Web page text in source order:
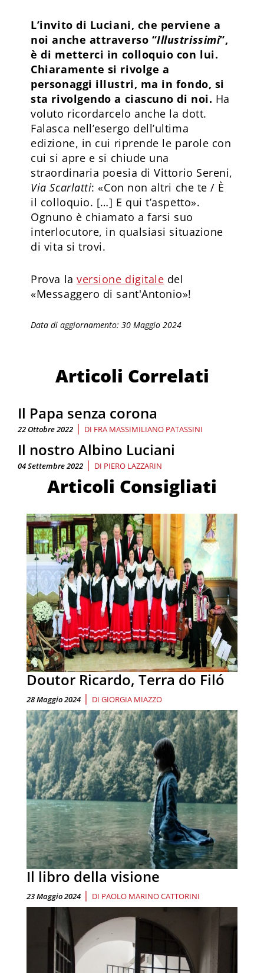
L’invito di Luciani, che perviene a
noi anche attraverso “Illustrissimi”,
è di metterci in colloquio con lui.
Chiaramente si rivolge a
personaggi illustri, ma in fondo, si
sta rivolgendo a ciascuno di noi. Ha
voluto ricordarcelo anche la dott.
Falasca nell’esergo dell’ultima
edizione, in cui riprende le parole con
cui si apre e si chiude una
straordinaria poesia di Vittorio Sereni,
Via Scarlatti: «Con non altri che te / È
il colloquio. […] E qui t’aspetto».
Ognuno è chiamato a farsi suo
interlocutore, in qualsiasi situazione
di vita si trovi.
Prova laversione digitale del
«Messaggero di sant'Antonio»!
Data di aggiornamento: 30 Maggio 2024
Articoli Correlati
Il Papa senza corona
22 Ottobre 2022 | DI FRA MASSIMILIANO PATASSINI
Il nostro Albino Luciani
04 Settembre 2022 | DI PIERO LAZZARIN
Articoli Consigliati
Doutor Ricardo, Terra do Filó
28 Maggio 2024 | DI GIORGIA MIAZZO
Il libro della visione
23 Maggio 2024 | DI PAOLO MARINO CATTORINI